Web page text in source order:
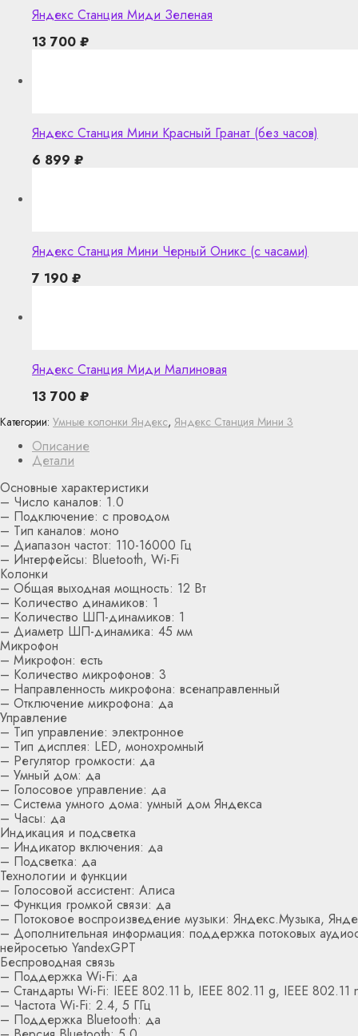
Описание
Детали
Основные характеристики
– Число каналов: 1.0
– Подключение: с проводом
– Тип каналов: моно
– Диапазон частот: 110-16000 Гц
– Интерфейсы: Bluetooth, Wi-Fi
Колонки
– Общая выходная мощность: 12 Вт
– Количество динамиков: 1
– Количество ШП-динамиков: 1
– Диаметр ШП-динамика: 45 мм
Микрофон
– Микрофон: есть
– Количество микрофонов: 3
– Направленность микрофона: всенаправленный
– Отключение микрофона: да
Управление
– Тип управление: электронное
– Тип дисплея: LED, монохромный
– Регулятор громкости: да
– Умный дом: да
– Голосовое управление: да
– Система умного дома: умный дом Яндекса
– Часы: да
Индикация и подсветка
– Индикатор включения: да
– Подсветка: да
Технологии и функции
– Голосовой ассистент: Алиса
– Функция громкой связи: да
– Потоковое воспроизведение музыки: Яндекс.Музыка,
– Дополнительная информация: поддержка потоковых
нейросетью YandexGPT
Беспроводная связь
– Поддержка Wi-Fi: да
– Стандарты Wi-Fi: IEEE 802.11 b, IEEE 802.11 g, IEEE 802.11
– Частота Wi-Fi: 2.4, 5 ГГц
– Поддержка Bluetooth: да
Категории: Умные колонки Яндекс, Яндекс Станция Мини 3
Яндекс Станция Миди Зеленая
13 700 ₽
Яндекс Станция Мини Красный Гранат (без часов)
6 899 ₽
Яндекс Станция Мини Черный Оникс (с часами)
7 190 ₽
Яндекс Станция Миди Малиновая
13 700 ₽